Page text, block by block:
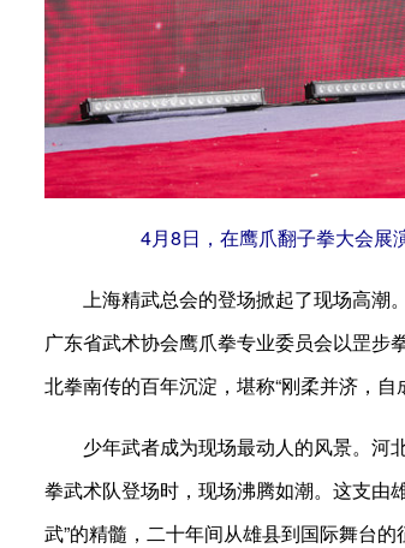
4月8日，在鹰爪翻子拳大会展
上海精武总会的登场掀起了现场高潮。
广东省武术协会鹰爪拳专业委员会以罡
北拳南传的百年沉淀，堪称“刚柔并济，自
少年武者成为现场最动人的风景。河北
拳武术队登场时，现场沸腾如潮。这支由
武”的精髓，二十年间从雄县到国际舞台的